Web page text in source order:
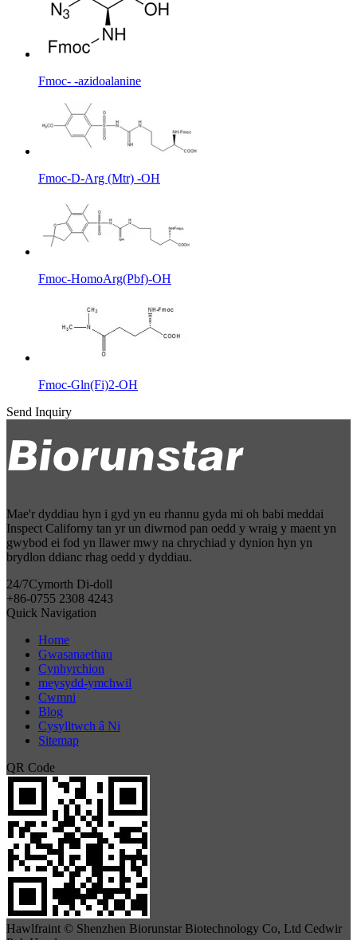
Fmoc- -azidoalanine
Fmoc-D-Arg (Mtr) -OH
Fmoc-HomoArg(Pbf)-OH
Fmoc-Gln(Fi)2-OH
Send Inquiry
Mae'r dyddiau hyn i gyd yn eu rhannu gyda mi oh babi meddai
Inspect Californy tan yr un diwrnod pan oedd y wraig y maent yn
gwybod ei fod yn llawer mwy na chrychiad y dynion hyn yn
brydlon ddianc rhag oedd y dyddiau.
24/7Cymorth Di-doll
+86-0755 2308 4243
Quick Navigation
Home
Gwasanaethau
Cynhyrchion
meysydd-ymchwil
Cwmni
Blog
Cysylltwch â Ni
Sitemap
QR Code
Hawlfraint © Shenzhen Biorunstar Biotechnology Co, Ltd Cedwir